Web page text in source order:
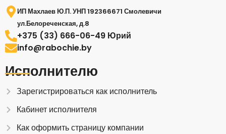
ИП Махлаев Ю.П. УНП 192366671 Смолевичи
ул.Белореченская, д.8
+375 (33) 666-06-49 Юрий
info@rabochie.by
Исполнителю
Зарегистрироваться как исполнитель
Кабинет исполнителя
Как оформить страницу компании